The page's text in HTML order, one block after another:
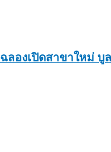
ฉลองเปิดสาขาใหม่ บู